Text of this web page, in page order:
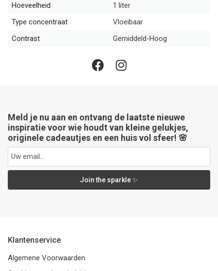
Hoeveelheid
1 liter
Type concentraat
Vloeibaar
Contrast
Gemiddeld-Hoog
Meld je nu aan en ontvang de laatste nieuwe
inspiratie voor wie houdt van kleine gelukjes,
originele cadeautjes en een huis vol sfeer! 🌸
Join the sparkle ✨
Klantenservice
Algemene Voorwaarden